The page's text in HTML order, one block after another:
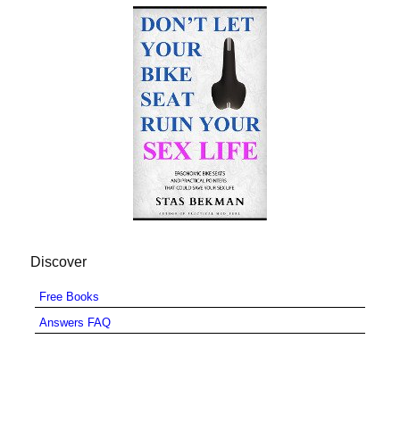
Discover
Free Books
Answers FAQ